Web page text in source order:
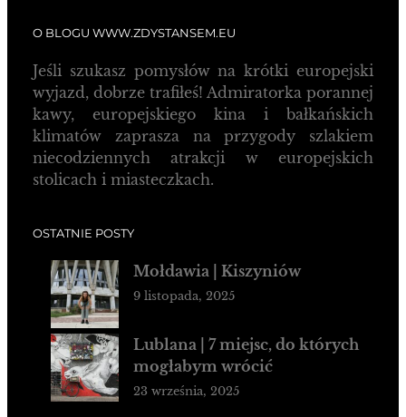
O BLOGU WWW.ZDYSTANSEM.EU
Jeśli szukasz pomysłów na krótki europejski
wyjazd, dobrze trafiłeś! Admiratorka porannej
kawy, europejskiego kina i bałkańskich
klimatów zaprasza na przygody szlakiem
niecodziennych atrakcji w europejskich
stolicach i miasteczkach.
OSTATNIE POSTY
Mołdawia | Kiszyniów
9 listopada, 2025
Lublana | 7 miejsc, do których
mogłabym wrócić
23 września, 2025